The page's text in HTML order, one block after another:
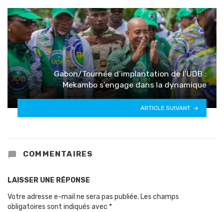
Gabon/Tournée d’implantation de l’UDB :
Mekambo s’engage dans la dynamique
ARTICLE SUIVANT
COMMENTAIRES
LAISSER UNE RÉPONSE
Votre adresse e-mail ne sera pas publiée. Les champs
obligatoires sont indiqués avec *